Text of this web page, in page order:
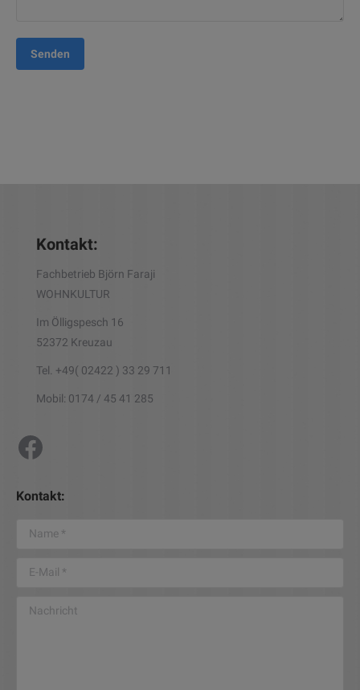
Senden
Kontakt:
Fachbetrieb Björn Faraji
WOHNKULTUR
Im Ölligspesch 16
52372 Kreuzau
Tel. +49( 02422 ) 33 29 711
Mobil: 0174 / 45 41 285
Wohnkultur Björn Faraji
Kontakt:
Name *
E-Mail *
Nachricht